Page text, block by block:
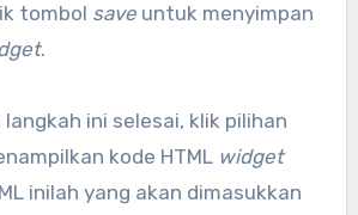
tombol saveuntuk menyimpan
.
ini selesai, klik pilihan
kode HTML widget
inilah yang akan dimasukkan